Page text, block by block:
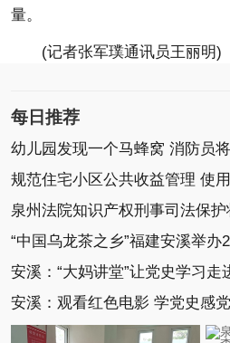
量。
(记者张军璞通讯员王丽明)
每日推荐
幼儿园发现一个马蜂窝 消防员
规范住宅小区公共收益管理 使
“中国乌龙茶之乡”福建安溪举办
安溪：“大妈讲堂”让党史学习走
安溪：观看红色电影 学党史感